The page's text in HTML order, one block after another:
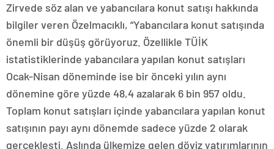
Zirvede söz alan ve yabancılara konut satışı hakkında
bilgiler veren Özelmacıklı, “Yabancılara konut satışında
önemli bir düşüş görüyoruz. Özellikle TÜİK
istatistiklerinde yabancılara yapılan konut satışları
Ocak-Nisan döneminde ise bir önceki yılın aynı
dönemine göre yüzde 48,4 azalarak 6 bin 957 oldu.
Toplam konut satışları içinde yabancılara yapılan konut
satışının payı aynı dönemde sadece yüzde 2 olarak
gerçekleşti. Aslında ülkemize gelen döviz yatırımlarının